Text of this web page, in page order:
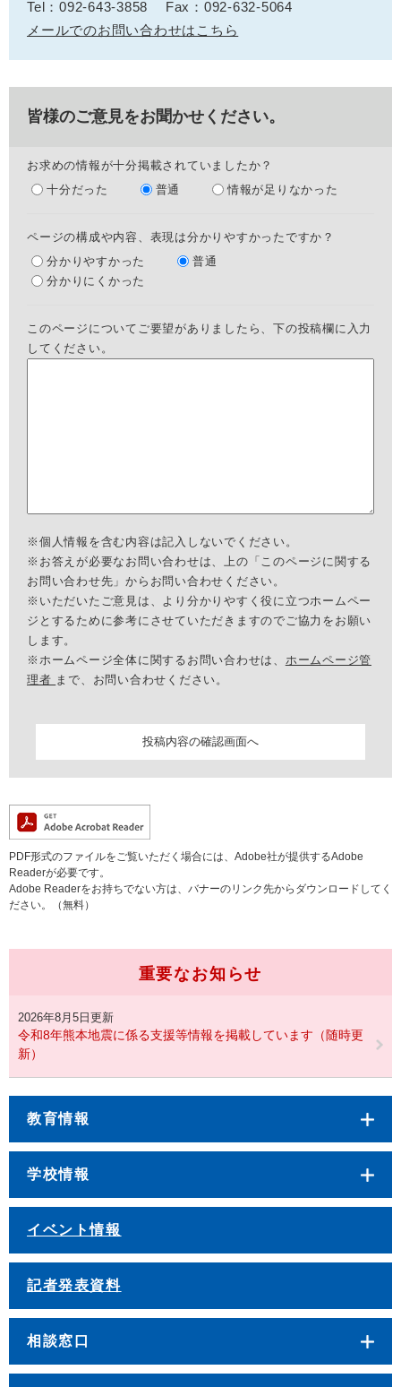
Tel：092-643-3858
Fax：092-632-5064
メールでのお問い合わせはこちら
皆様のご意見をお聞かせください。
お求めの情報が十分掲載されていましたか？
十分だった
普通 情報が足りなかった
ページの構成や内容、表現は分かりやすかったですか？
分かりやすかった
普通
分かりにくかった
このページについてご要望がありましたら、下の投稿欄に入力
してください。
※個人情報を含む内容は記入しないでください。
※お答えが必要なお問い合わせは、上の「このページに関する
お問い合わせ先」からお問い合わせください。
※いただいたご意見は、より分かりやすく役に立つホームペー
ジとするために参考にさせていただきますのでご協力をお願い
します。
※ホームページ全体に関するお問い合わせは、 ホームページ管
理者 まで、お問い合わせください。
PDF形式のファイルをご覧いただく場合には、Adobe社が提供するAdobe
Readerが必要です。
Adobe Readerをお持ちでない方は、バナーのリンク先からダウンロードしてく
ださい。（無料）
重要なお知らせ
2026年8月5日更新
令和8年熊本地震に係る支援等情報を掲載しています（随時更
新）
教育情報
学校情報
イベント情報
記者発表資料
相談窓口